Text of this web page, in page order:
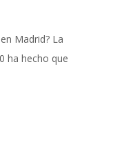
Madrid? La
ha hecho que